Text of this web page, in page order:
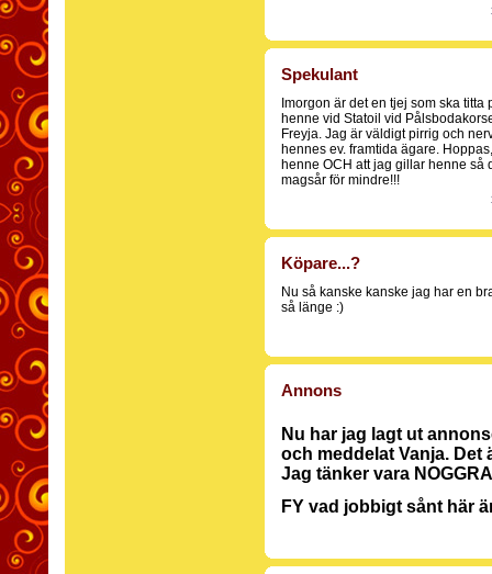
Spekulant
Imorgon är det en tjej som ska
henne vid Statoil vid
Freyja. Jag är väldigt pirrig och
hennes ev. framtida ägare.
henne OCH att jag gillar henne så
magsår för mindre!!!
Köpare...?
Nu så kanske kanske jag har en
så länge :)
Annons
Nu har jag lagt ut
och meddelat Vanja. Det
Jag tänker vara
FY vad jobbigt sånt här